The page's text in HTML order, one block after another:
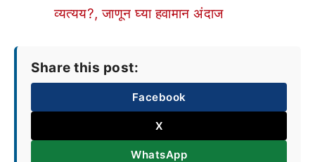
व्यत्यय?, जाणून घ्या हवामान अंदाज
Share this post:
Facebook
X
WhatsApp